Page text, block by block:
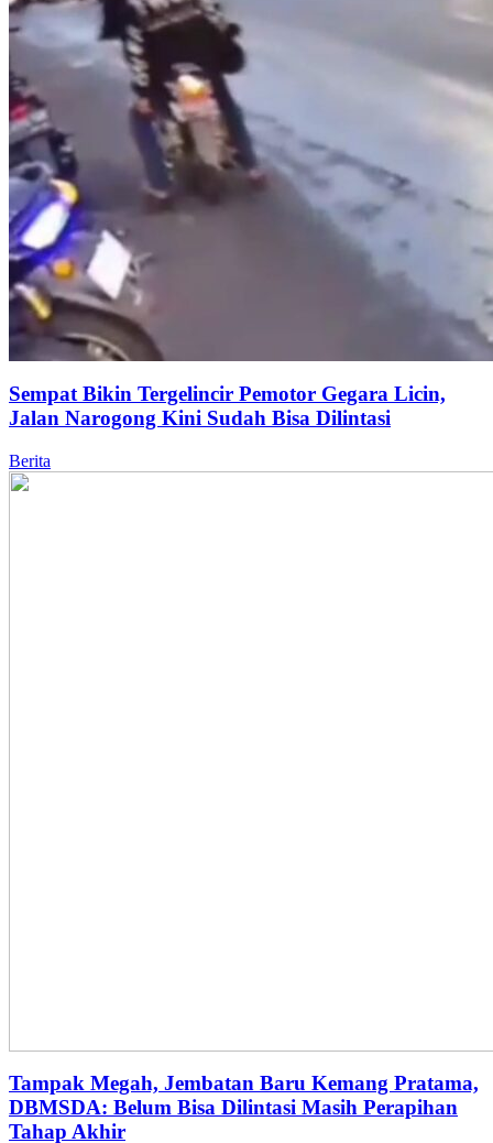
Sempat Bikin Tergelincir Pemotor Gegara Licin,
Jalan Narogong Kini Sudah Bisa Dilintasi
Berita
Tampak Megah, Jembatan Baru Kemang Pratama,
DBMSDA: Belum Bisa Dilintasi Masih Perapihan
Tahap Akhir